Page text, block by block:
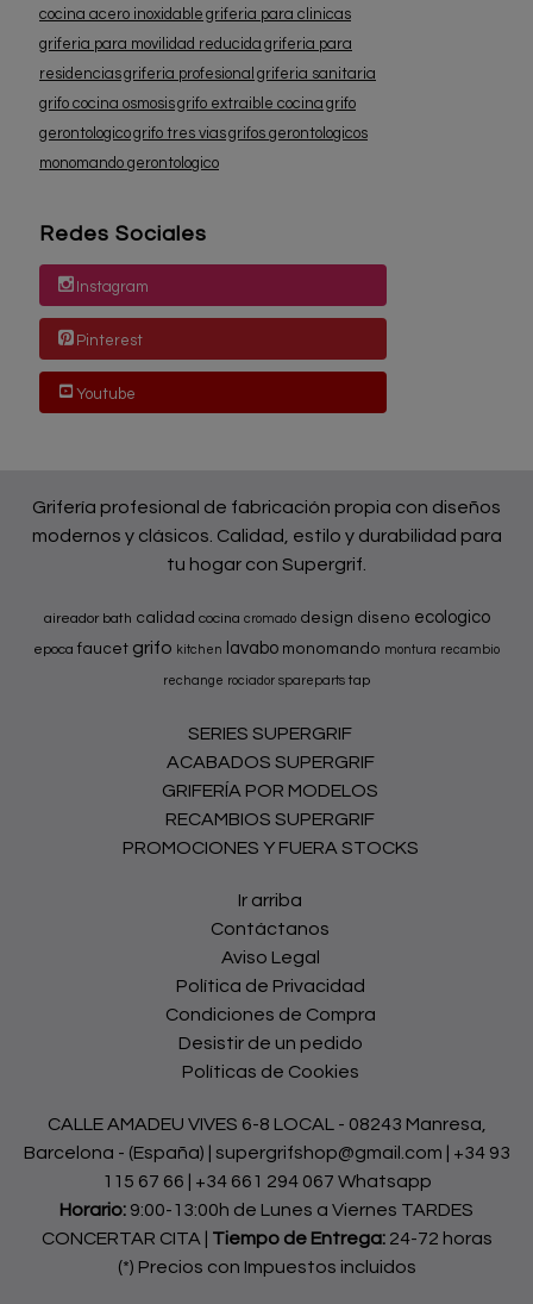
cocina acero inoxidable griferia para clinicas
griferia para movilidad reducida griferia para
residenciasgriferia profesional griferia sanitaria
grifo cocina osmosisgrifo extraible cocina grifo
gerontologicogrifo tres viasgrifos gerontologicos
monomando gerontologico
Redes Sociales
Instagram
Pinterest
Youtube
Grifería profesional de fabricación propia con diseños
modernos y clásicos. Calidad, estilo y durabilidad para
tu hogar con Supergrif.
aireador bath calidad cocina cromado design diseno ecologico
epoca faucet grifo kitchen lavabo monomando montura recambio
rechange rociador spareparts tap
SERIES SUPERGRIF
ACABADOS SUPERGRIF
GRIFERÍA POR MODELOS
RECAMBIOS SUPERGRIF
PROMOCIONES Y FUERA STOCKS
Ir arriba
Contáctanos
Aviso Legal
Política de Privacidad
Condiciones de Compra
Desistir de un pedido
Políticas de Cookies
CALLE AMADEU VIVES 6-8 LOCAL - 08243 Manresa,
Barcelona - (España) | supergrifshop@gmail.com | +34 93
115 67 66
+34 661 294 067 Whatsapp
Horario: 9:00-13:00h de Lunes a Viernes TARDES
CONCERTAR CITA | Tiempo de Entrega: 24-72 horas
(*) Precios con Impuestos incluidos